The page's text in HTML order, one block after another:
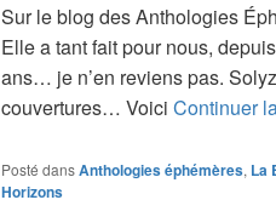
Sur le blog des Anthologies
Elle a tant fait pour nous,
ans… je n’en reviens pas.
couvertures… Voici Continuer
Posté dansAnthologies éphémères, La
Horizons